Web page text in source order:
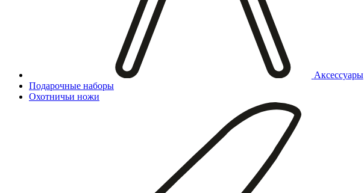
Аксессуары
Подарочные наборы
Охотничьи ножи